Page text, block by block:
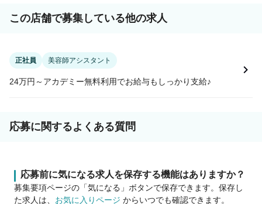
この店舗で募集している他の求人
正社員 美容師アシスタント
24万円～アカデミー無料利用でお給与もしっかり支給♪
応募に関するよくある質問
応募前に気になる求人を保存する機能はありますか？
募集要項ページの「気になる」ボタンで保存できます。保存し
た求人は、 お気に入りページ からいつでも確認できます。